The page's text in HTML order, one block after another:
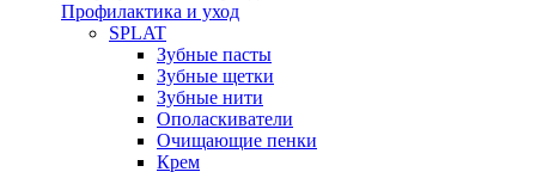
Профилактика и уход
SPLAT
Зубные пасты
Зубные щетки
Зубные нити
Ополаскиватели
Очищающие пенки
Крем